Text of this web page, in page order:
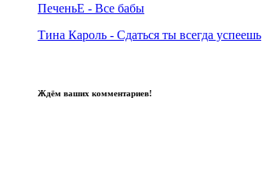
ПеченьЕ - Все бабы
Тина Кароль - Сдаться ты всегда успеешь
Ждём ваших комментариев!